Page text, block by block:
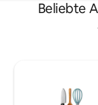
Beliebte